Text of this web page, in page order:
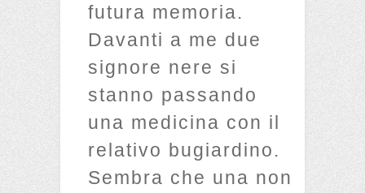
futura memoria.
Davanti a me due
signore nere si
stanno passando
una medicina con il
relativo bugiardino.
Sembra che una non